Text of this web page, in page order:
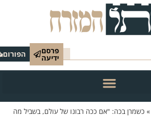
פרסם
ידיעה הפורום
בכה: "אם ככה רבונו של עולם, בשביל מה